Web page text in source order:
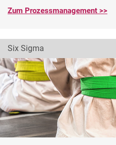
Zum Prozessmanagement >>
Six Sigma